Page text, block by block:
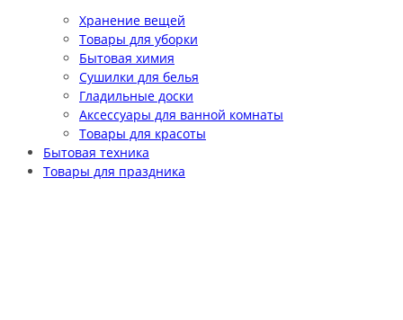
Хранение вещей
Товары для уборки
Бытовая химия
Сушилки для белья
Гладильные доски
Аксессуары для ванной комнаты
Товары для красоты
Бытовая техника
Товары для праздника